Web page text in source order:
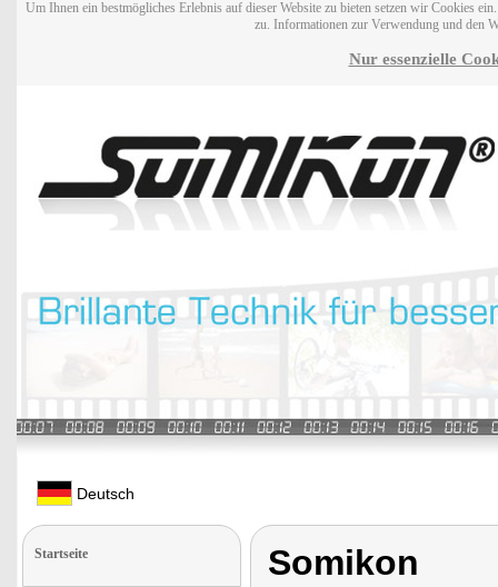
Um Ihnen ein bestmögliches Erlebnis auf dieser Website zu bieten setzen wir Cookies
zu. Informationen zur Verwendung und den
Nur essenzielle
Deutsch
Startseite Somikon